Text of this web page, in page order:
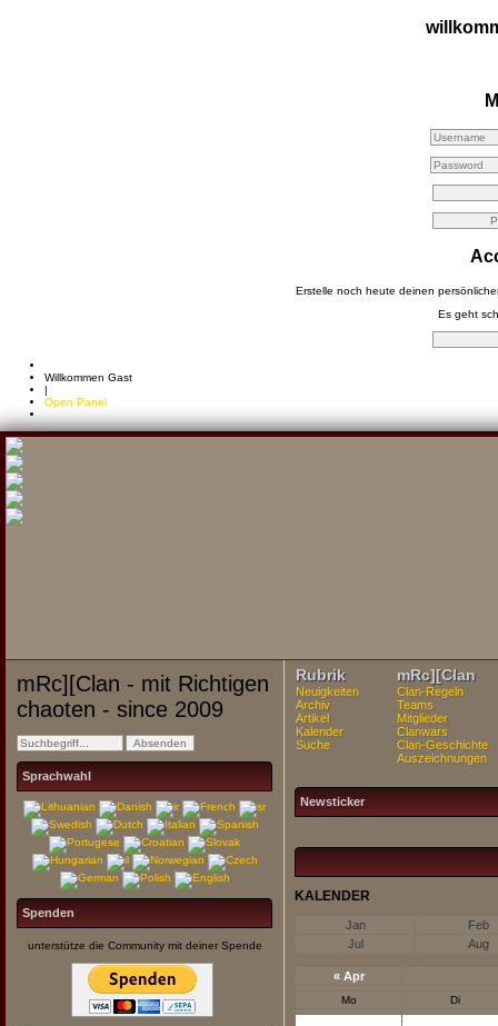
Erstelle noch heute deinen
Es geht
Willkommen Gast
|
Open Panel
mRc][Clan - mit Richtigen
chaoten - since 2009
Sprachwahl
Spenden
unterstütze die Community mit deiner Spende
Rubrik mRc][Clan
Neuigkeiten
Archiv
Artikel
Kalender
Suche
Clan-Regeln
Teams
Mitglieder
Clanwars
Clan-Geschichte
Auszeichnungen
Newsticker
KALENDER
Jan
Feb
Jul
Aug
« Apr
Mo Di